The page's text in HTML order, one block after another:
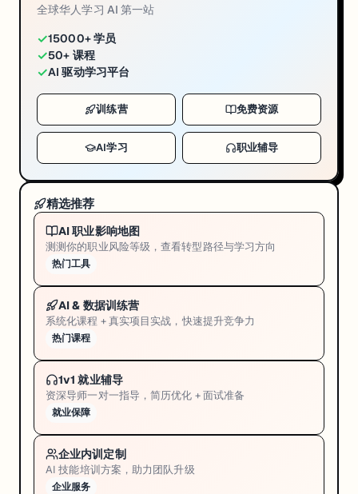
全球华人学习 AI 第一站
✓15000+ 学员
✓50+ 课程
✓AI 驱动学习平台
训练营 免费资源
AI学习 职业辅导
精选推荐
AI 职业影响地图
测测你的职业风险等级，查看转型路径与学习方向
热门工具
AI & 数据训练营
系统化课程 + 真实项目实战，快速提升竞争力
热门课程
1v1 就业辅导
资深导师一对一指导，简历优化 + 面试准备
就业保障
企业内训定制
AI 技能培训方案，助力团队升级
企业服务